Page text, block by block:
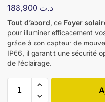
د.ت
Tout d’abord, ce Foyer
pour illuminer efficacement
grâce à son capteur de
IP66, il garantit une sécurité
de l’éclairage.